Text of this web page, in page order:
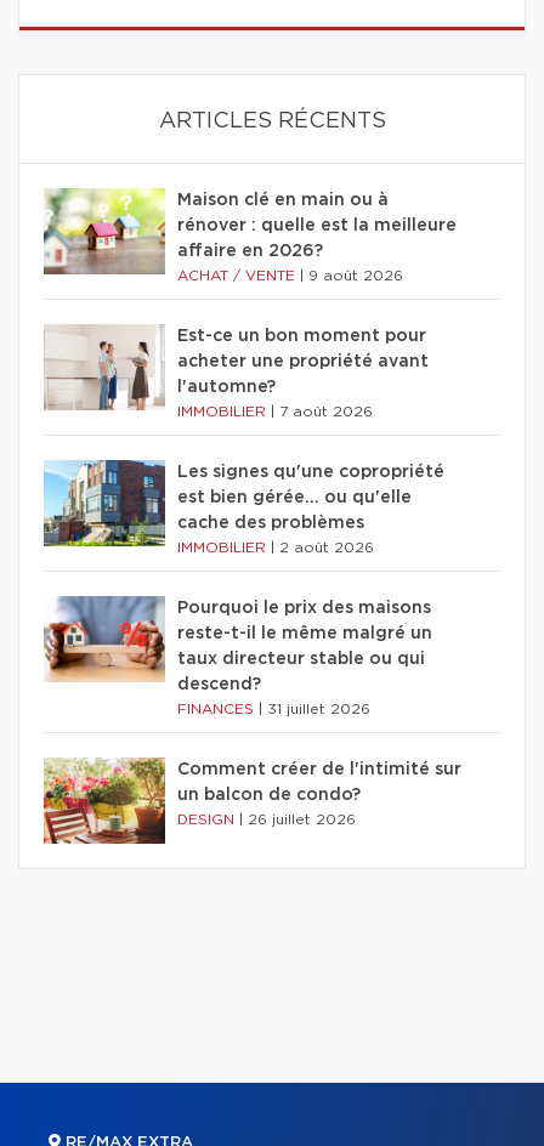
ARTICLES RÉCENTS
Maison clé en main ou à
rénover : quelle est la meilleure
affaire en 2026?
ACHAT / VENTE 9 août 2026
Est-ce un bon moment pour
acheter une propriété avant
l'automne?
IMMOBILIER 7 août 2026
Les signes qu'une copropriété
est bien gérée… ou qu'elle
cache des problèmes
IMMOBILIER 2 août 2026
Pourquoi le prix des maisons
reste-t-il le même malgré un
taux directeur stable ou qui
descend?
FINANCES 31 juillet 2026
Comment créer de l'intimité sur
un balcon de condo?
DESIGN 26 juillet 2026
RE/MAX EXTRA